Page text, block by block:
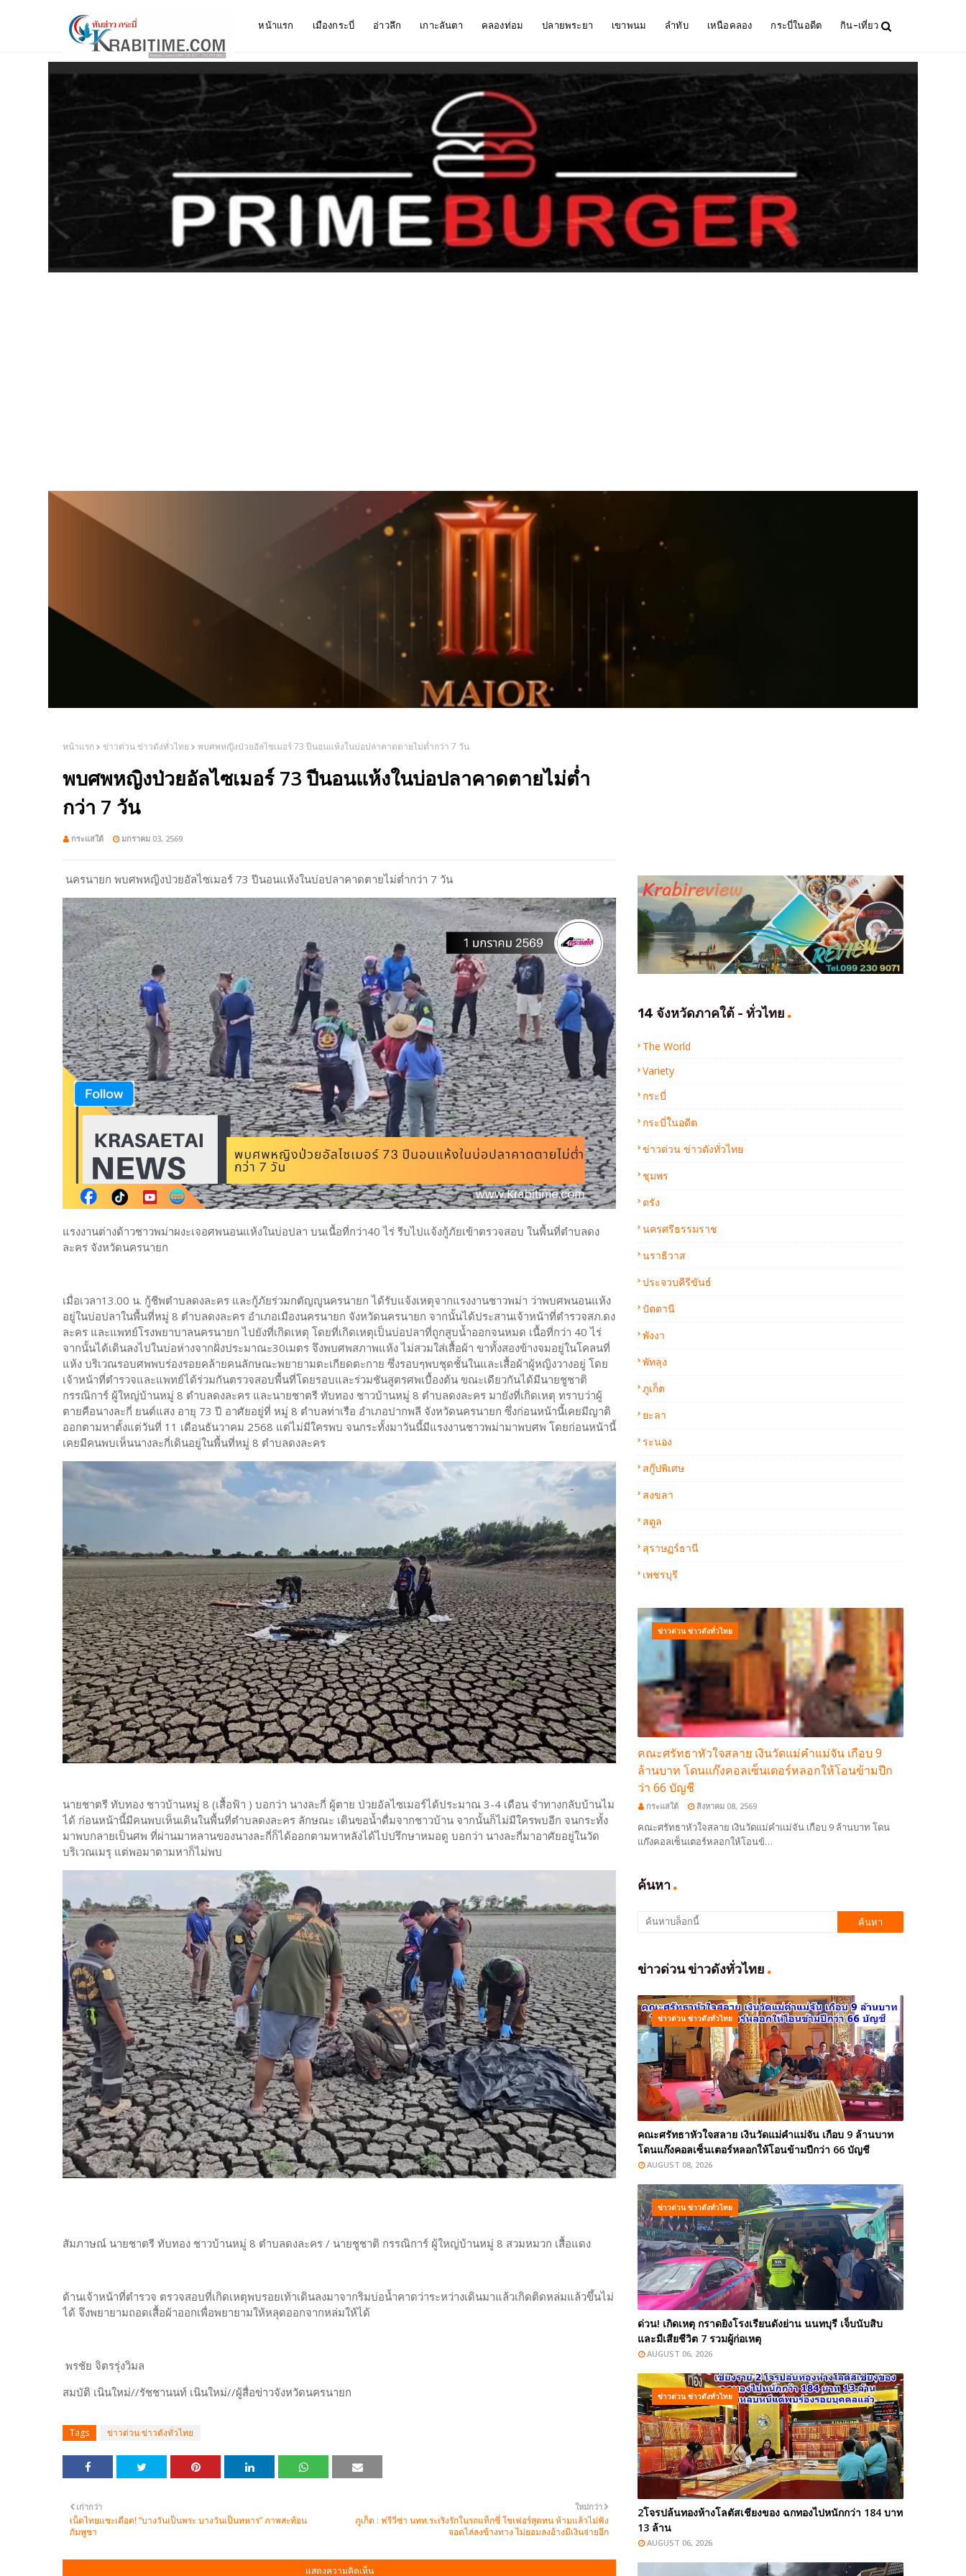
หน้าแรก เมืองกระบี่ อ่าวลึก เกาะลันตา คลองท่อม ปลายพระยา เขาพนม ลำทับ เหนือคลอง กระบี่ในอดีต กิน-เที่ยว
หน้าแรก ข่าวด่วน ข่าวดังทั่วไทย พบศพหญิงป่วยอัลไซเมอร์ 73 ปีนอนแห้งในบ่อปลาคาดตายไม่ต่ำกว่า 7 วัน
พบศพหญิงป่วยอัลไซเมอร์ 73 ปีนอนแห้งในบ่อปลาคาดตายไม่ต่ำ
กว่า 7 วัน
กระแสใต้ มกราคม 03, 2569
นครนายก พบศพหญิงป่วยอัลไซเมอร์ 73 ปีนอนแห้งในบ่อปลาคาดตายไม่ต่ำกว่า 7 วัน
แรงงานต่างด้าวชาวพม่าผงะเจอศพนอนแห้งในบ่อปลา บนเนื้อที่กว่า40 ไร่ รีบไปแจ้งกู้ภัยเข้าตรวจสอบ ในพื้นที่ตำบลดง
ละคร จังหวัดนครนายก
เมื่อเวลา13.00 น. กู้ชีพตำบลดงละคร และกู้ภัยร่วมกตัญญูนครนายก ได้รับแจ้งเหตุจากแรงงานชาวพม่า ว่าพบศพนอนแห้ง
อยู่ในบ่อปลาในพื้นที่หมู่ 8 ตำบลดงละคร อำเภอเมืองนครนายก จังหวัดนครนายก จากนั้นได้ประสานเจ้าหน้าที่ตำรวจสภ.ดง
ละคร และแพทย์โรงพยาบาลนครนายก ไปยังที่เกิดเหตุ โดยที่เกิดเหตุเป็นบ่อปลาที่ถูกสูบน้ำออกจนหมด เนื้อที่กว่า 40 ไร่
จากนั้นได้เดินลงไปในบ่อห่างจากฝั่งประมาณะ30เมตร จึงพบศพสภาพแห้ง ไม่สวมใส่เสื้อผ้า ขาทั้งสองข้างจมอยู่ในโคลนที่
แห้ง บริเวณรอบศพพบร่องรอยคล้ายคนลักษณะพยายามตะเกียดตะกาย ซึ่งรอบๆพบชุดชั้นในและเสื้อผ้าผู้หญิงวางอยู่ โดย
เจ้าหน้าที่ตำรวจและแพทย์ได้ร่วมกันตรวจสอบพื้นที่โดยรอบและร่วมชันสูตรศพเบื้องต้น ขณะเดียวกันได้มีนายชูชาติ
กรรณิการ์ ผู้ใหญ่บ้านหมู่ 8 ตำบลดงละคร และนายชาตรี ทับทอง ชาวบ้านหมู่ 8 ตำบลดงละคร มายังที่เกิดเหตุ ทราบว่าผู้
ตายคือนางละกี่ ยนต์แสง อายุ 73 ปี อาศัยอยู่ที่ หมู่ 8 ตำบลท่าเรือ อำเภอปากพลี จังหวัดนครนายก ซึ่งก่อนหน้านี้เคยมีญาติ
ออกตามหาตั้งแต่วันที่ 11 เดือนธันวาคม 2568 แต่ไม่มีใครพบ จนกระทั้งมาวันนี้มีแรงงานชาวพม่ามาพบศพ โดยก่อนหน้านี้
เคยมีคนพบเห็นนางละกี่เดินอยู่ในพื้นที่หมู่ 8 ตำบลดงละคร
นายชาตรี ทับทอง ชาวบ้านหมู่ 8 (เสื้อฟ้า ) บอกว่า นางละกี่ ผู้ตาย ป่วยอัลไซเมอร์ได้ประมาณ 3-4 เดือน จำทางกลับบ้านไม
ได้ ก่อนหน้านี้มีคนพบเห็นเดินในพื้นที่ตำบลดงละคร ลักษณะ เดินขอน้ำดื่มจากชาวบ้าน จากนั้นก็ไม่มีใครพบอีก จนกระทั้ง
มาพบกลายเป็นศพ ที่ผ่านมาหลานของนางละกี่ก็ได้ออกตามหาหลังได้ไปปรึกษาหมอดู บอกว่า นางละกี่มาอาศัยอยู่ในวัด
บริเวณเมรุ แต่พอมาตามหาก็ไม่พบ
สัมภาษณ์ นายชาตรี ทับทอง ชาวบ้านหมู่ 8 ตำบลดงละคร / นายชูชาติ กรรณิการ์ ผู้ใหญ่บ้านหมู่ 8 สวมหมวก เสื้อแดง
ด้านเจ้าหน้าที่ตำรวจ ตรวจสอบที่เกิดเหตุพบรอยเท้าเดินลงมาจากริมบ่อน้ำคาดว่าระหว่างเดินมาแล้วเกิดติดหล่มแล้วขึ้นไม่
ได้ จึงพยายามถอดเสื้อผ้าออกเพื่อพยายามให้หลุดออกจากหล่มให้ได้
พรชัย จิตรรุ่งวิมล
สมบัติ เนินใหม่//รัชชานนท์ เนินใหม่//ผู้สื่อข่าวจังหวัดนครนายก
Tags ข่าวด่วน ข่าวดังทั่วไทย
ใหม่กว่า
ภูเก็ต : ฟรีวีซ่า นทท.ระเริงรักในรถแท็กซี่ โชเฟอร์สุดทน ห้ามแล้วไม่ฟัง
จอดไล่ลงข้างทาง ไม่ยอมลงอ้างมีเงินจ่ายอีก
เก่ากว่า
เน็ตไทยแซะเดือด! “บางวันเป็นพระ บางวันเป็นทหาร” ภาพสะท้อน
กัมพูชา
แสดงความคิดเห็น
14 จังหวัดภาคใต้ - ทั่วไทย
The World
Variety
กระบี่
กระบี่ในอดีต
ข่าวด่วน ข่าวดังทั่วไทย
ชุมพร
ตรัง
นครศรีธรรมราช
นราธิวาส
ประจวบคีรีขันธ์
ปัตตานี
พังงา
พัทลุง
ภูเก็ต
ยะลา
ระนอง
สกู๊ปพิเศษ
สงขลา
สตูล
สุราษฏร์ธานี
เพชรบุรี
ข่าวด่วน ข่าวดังทั่วไทย
คณะศรัทธาหัวใจสลาย เงินวัดแม่คำแม่จัน เกือบ 9
ล้านบาท โดนแก๊งคอลเซ็นเตอร์หลอกให้โอนข้ามปีก
ว่า 66 บัญชี
กระแสใต้ สิงหาคม 08, 2569
คณะศรัทธาหัวใจสลาย เงินวัดแม่คำแม่จัน เกือบ 9 ล้านบาท โดน
แก๊งคอลเซ็นเตอร์หลอกให้โอนข้…
ค้นหา
ข่าวด่วน ข่าวดังทั่วไทย
ข่าวด่วน ข่าวดังทั่วไทย
คณะศรัทธาหัวใจสลาย เงินวัดแม่คำแม่จัน เกือบ 9 ล้านบาท
โดนแก๊งคอลเซ็นเตอร์หลอกให้โอนข้ามปีกว่า 66 บัญชี
AUGUST 08, 2026
ข่าวด่วน ข่าวดังทั่วไทย
ด่วน! เกิดเหตุ กราดยิงโรงเรียนดังย่าน นนทบุรี เจ็บนับสิบ
และมีเสียชีวิต 7 รวมผู้ก่อเหตุ
AUGUST 06, 2026
ข่าวด่วน ข่าวดังทั่วไทย
2โจรปล้นทองห้างโลตัสเชียงของ ฉกทองไปหนักกว่า 184 บาท
13 ล้าน
AUGUST 06, 2026